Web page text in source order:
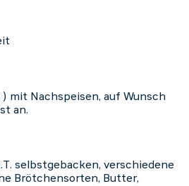
mit Nachspeisen, auf Wunsch
an.
selbstgebacken, verschiedene
Brötchensorten, Butter,